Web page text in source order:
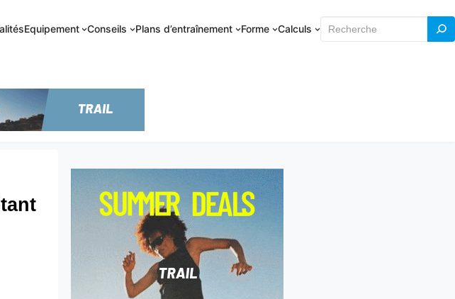
Equipement Conseils Plans d’entraînement Forme Calculs Rechercher